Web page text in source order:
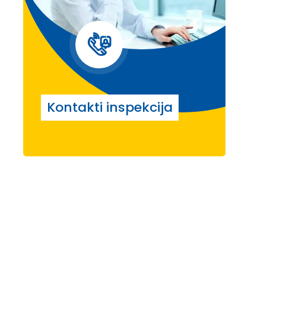
Kontakti inspekcija